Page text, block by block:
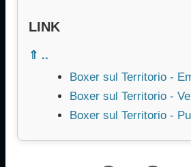
LINK
⇑ ..
Boxer sul Territorio -
Boxer sul Territorio -
Boxer sul Territorio -